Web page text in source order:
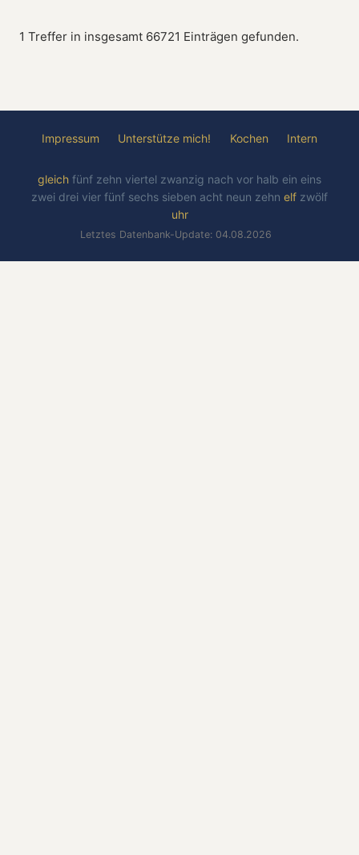
1 Treffer in insgesamt 66721 Einträgen gefunden.
Impressum Unterstütze mich! Kochen Intern
gleich fünf zehn viertel zwanzig nach vor halb ein eins
zwei drei vier fünf sechs sieben acht neun zehn elf zwölf
uhr
Letztes Datenbank-Update: 04.08.2026